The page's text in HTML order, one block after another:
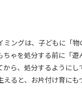
ミングは、子どもに「物
ちゃを処分する前に「遊
から、処分するようにし
ると、お片付け育にも